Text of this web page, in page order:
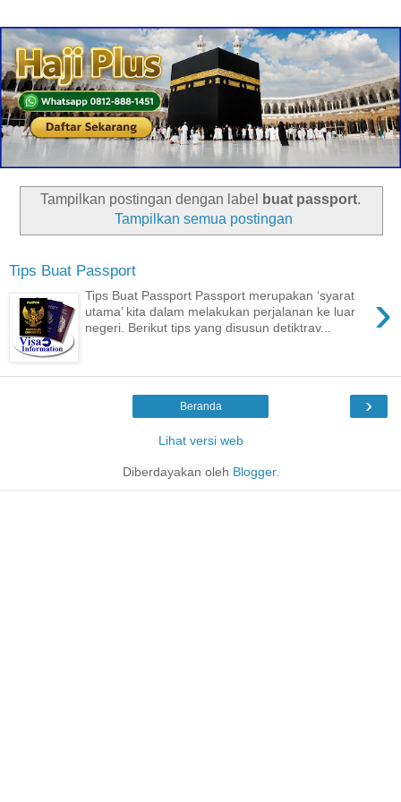
Tampilkan postingan dengan label buat passport.
Tampilkan semua postingan
Tips Buat Passport
›
Tips Buat Passport Passport merupakan ‘syarat
utama’ kita dalam melakukan perjalanan ke luar
negeri. Berikut tips yang disusun detiktrav...
›
Beranda
Lihat versi web
Diberdayakan oleh Blogger.